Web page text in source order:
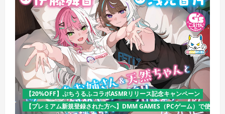
【20%OFF】ぷちうるふコラボASMRリリース記念キャンペーン
【プレミアム新規登録された方へ】DMM GAMES（PCゲーム）で使え